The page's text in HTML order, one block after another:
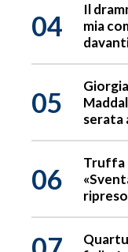
04
Il
mia
05
serata
06
Truffa